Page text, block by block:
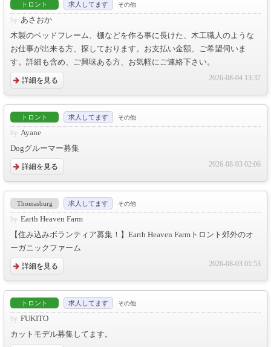
トロント 求人してます その他
あさおか
木製のベッドフレーム、棚などを作る事に長けた、木工職人のような
お仕事が出来る方、探しております。お支払い金額、ご希望伺いま
す。詳細も含め、ご興味ある方、お気軽にご連絡下さい。
詳細を見る 2026-08-04 13:37
トロント 求人してます その他
Ayane
Dogグルーマー募集
詳細を見る 2026-08-03 02:06
Thomasburg 求人してます その他
Earth Heaven Farm
【住み込みボランティア募集！】Earth Heaven Farmトロント郊外のオ
ーガニックファーム
詳細を見る 2026-08-03 01:53
トロント 求人してます その他
FUKITO
カットモデル募集してます。